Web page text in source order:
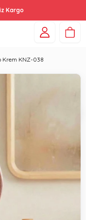
Kargo
Krem KNZ-038